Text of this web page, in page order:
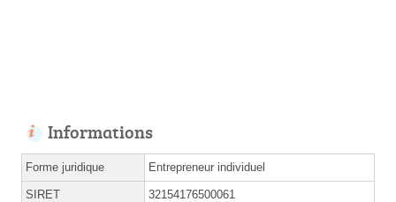
Informations
Forme juridique Entrepreneur individuel
SIRET 32154176500061